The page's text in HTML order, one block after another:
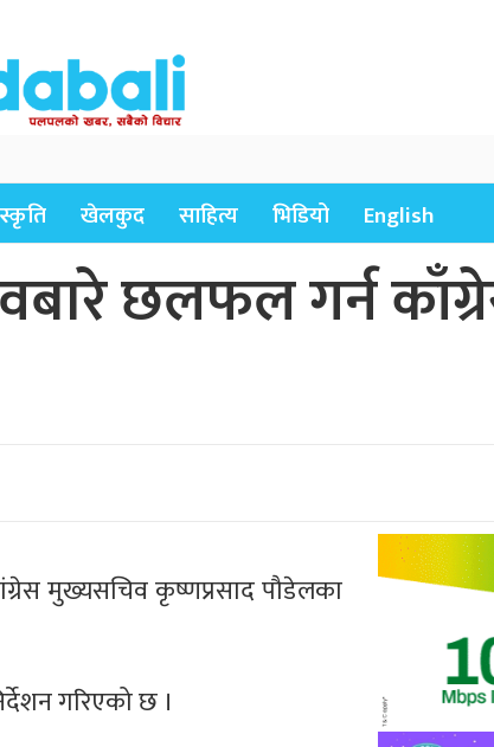
खेलकुद साहित्य भिडियो English
छलफल गर्न
मुख्यसचिव कृष्णप्रसाद पौडेलका
गरिएको छ ।